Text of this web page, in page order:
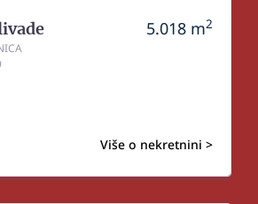
5.018 m2
Više o nekretnini >